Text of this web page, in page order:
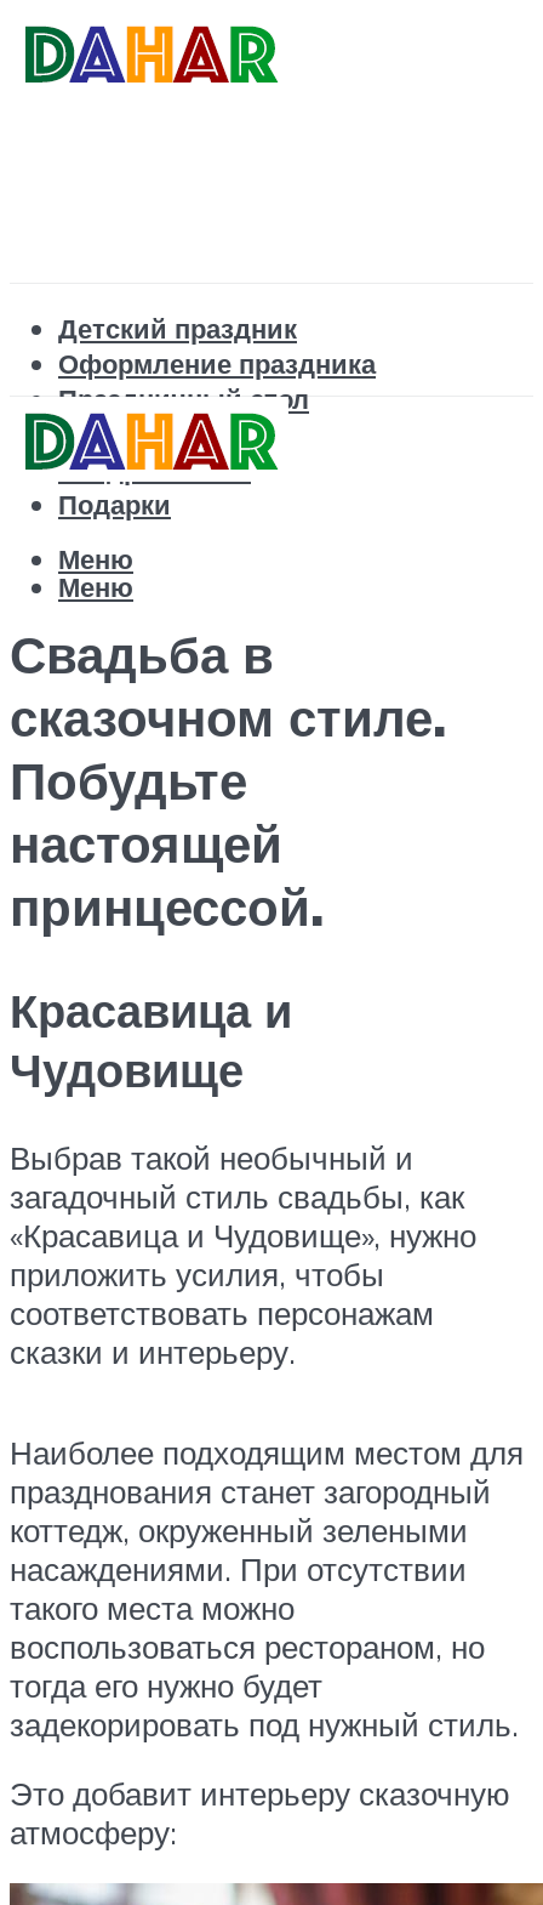
Детский праздник
Оформление праздника
Праздничный стол
Корпоратив
Поздравления
Подарки
Меню
Меню
Свадьба в
сказочном стиле.
Побудьте
настоящей
принцессой.
Красавица и
Чудовище
Выбрав такой необычный и
загадочный стиль свадьбы, как
«Красавица и Чудовище», нужно
приложить усилия, чтобы
соответствовать персонажам
сказки и интерьеру.
Наиболее подходящим местом для
празднования станет загородный
коттедж, окруженный зелеными
насаждениями. При отсутствии
такого места можно
воспользоваться рестораном, но
тогда его нужно будет
задекорировать под нужный стиль.
Это добавит интерьеру сказочную
атмосферу: